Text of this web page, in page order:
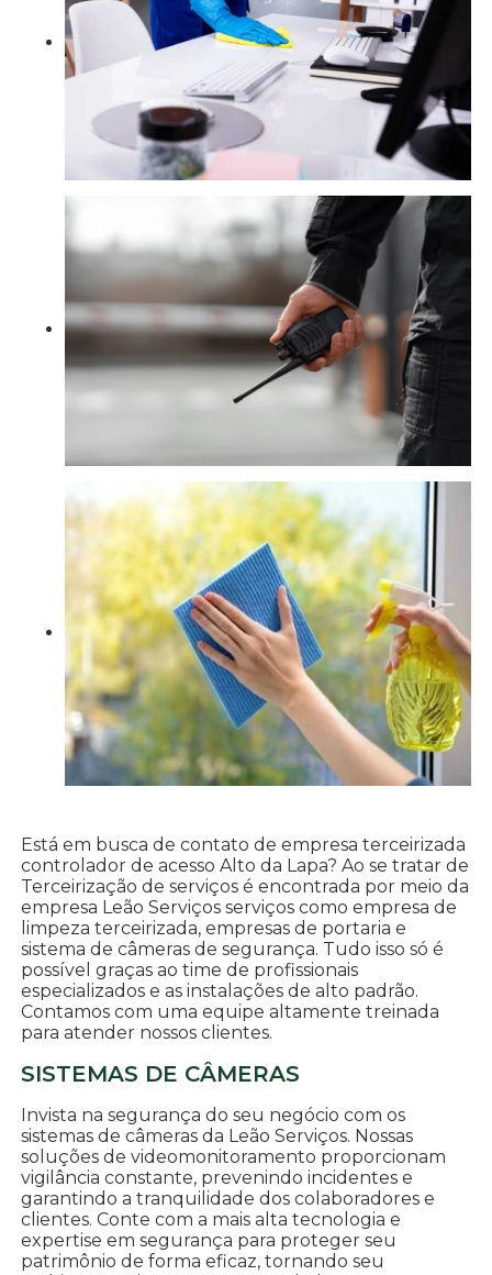
Está em busca de contato de empresa terceirizada
controlador de acesso Alto da Lapa? Ao se tratar de
Terceirização de serviços é encontrada por meio da
empresa Leão Serviços serviços como empresa de
limpeza terceirizada, empresas de portaria e
sistema de câmeras de segurança. Tudo isso só é
possível graças ao time de profissionais
especializados e as instalações de alto padrão.
Contamos com uma equipe altamente treinada
para atender nossos clientes.
SISTEMAS DE CÂMERAS
Invista na segurança do seu negócio com os
sistemas de câmeras da Leão Serviços. Nossas
soluções de videomonitoramento proporcionam
vigilância constante, prevenindo incidentes e
garantindo a tranquilidade dos colaboradores e
clientes. Conte com a mais alta tecnologia e
expertise em segurança para proteger seu
patrimônio de forma eficaz, tornando seu